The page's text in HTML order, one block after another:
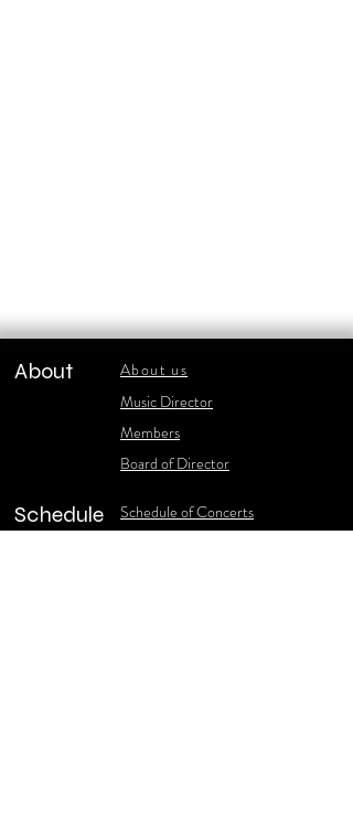
About
About us
​Music Director
​Members
Board of Director
Schedule
Schedule of Concerts